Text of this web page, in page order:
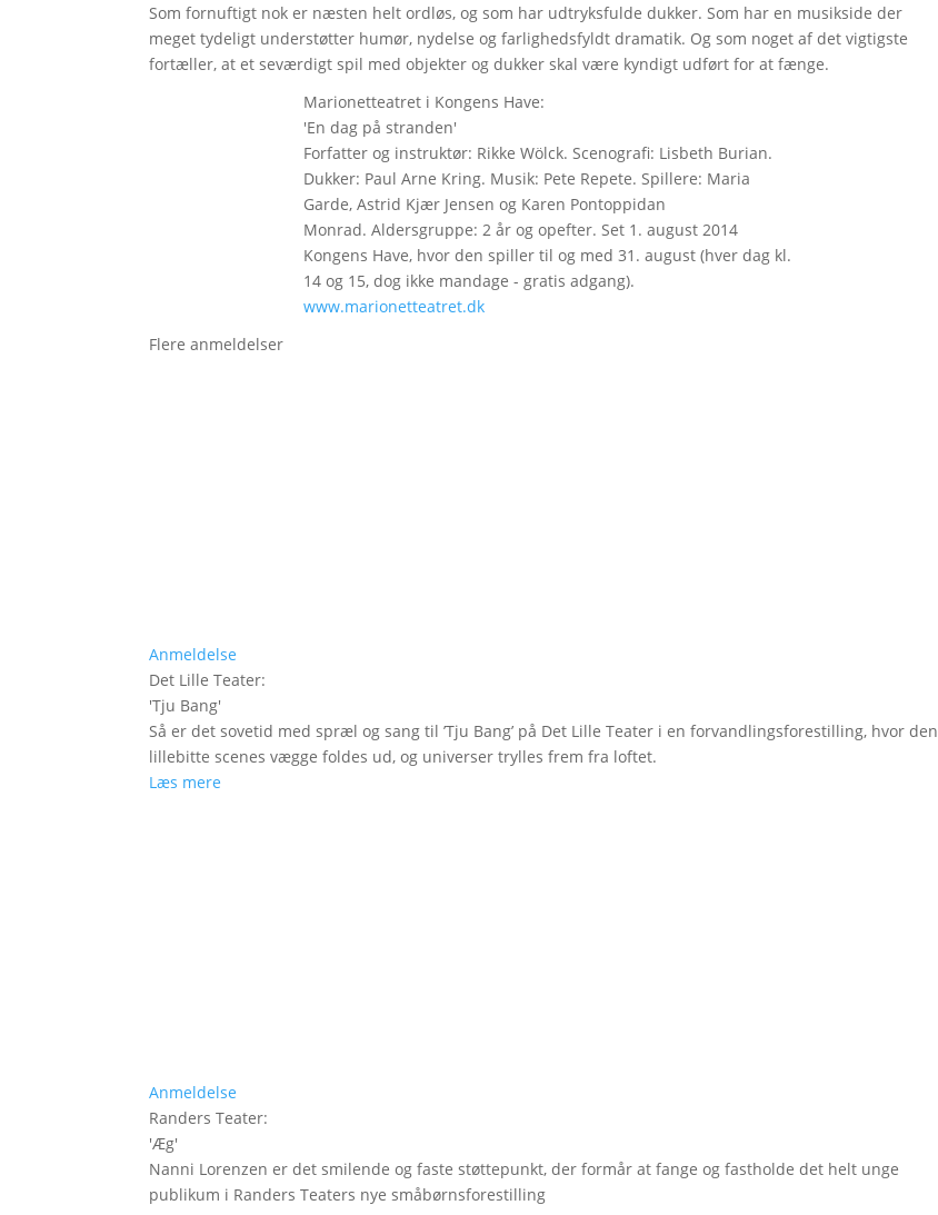
Som fornuftigt nok er næsten helt ordløs, og som har udtryksfulde dukker. Som har en musikside der
meget tydeligt understøtter humør, nydelse og farlighedsfyldt dramatik. Og som noget af det vigtigste
fortæller, at et seværdigt spil med objekter og dukker skal være kyndigt udført for at fænge.
Marionetteatret i Kongens Have:
'En dag på stranden'
Forfatter og instruktør: Rikke Wölck. Scenografi: Lisbeth Burian.
Dukker: Paul Arne Kring. Musik: Pete Repete. Spillere: Maria
Garde, Astrid Kjær Jensen og Karen Pontoppidan
Monrad. Aldersgruppe: 2 år og opefter. Set 1. august 2014
Kongens Have, hvor den spiller til og med 31. august (hver dag kl.
14 og 15, dog ikke mandage - gratis adgang).
www.marionetteatret.dk
Flere anmeldelser
Anmeldelse
Det Lille Teater:
'Tju Bang'
Så er det sovetid med spræl og sang til ’Tju Bang’ på Det Lille Teater i en forvandlingsforestilling, hvor den
lillebitte scenes vægge foldes ud, og universer trylles frem fra loftet.
Læs mere
Anmeldelse
Randers Teater:
'Æg'
Nanni Lorenzen er det smilende og faste støttepunkt, der formår at fange og fastholde det helt unge
publikum i Randers Teaters nye småbørnsforestilling